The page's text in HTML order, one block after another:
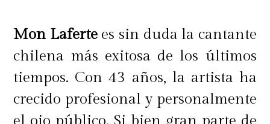
Mon Lafertees sin duda la cantante
chilena más exitosa de los últimos
tiempos. Con 43 años, la artista ha
crecido profesional y personalmente